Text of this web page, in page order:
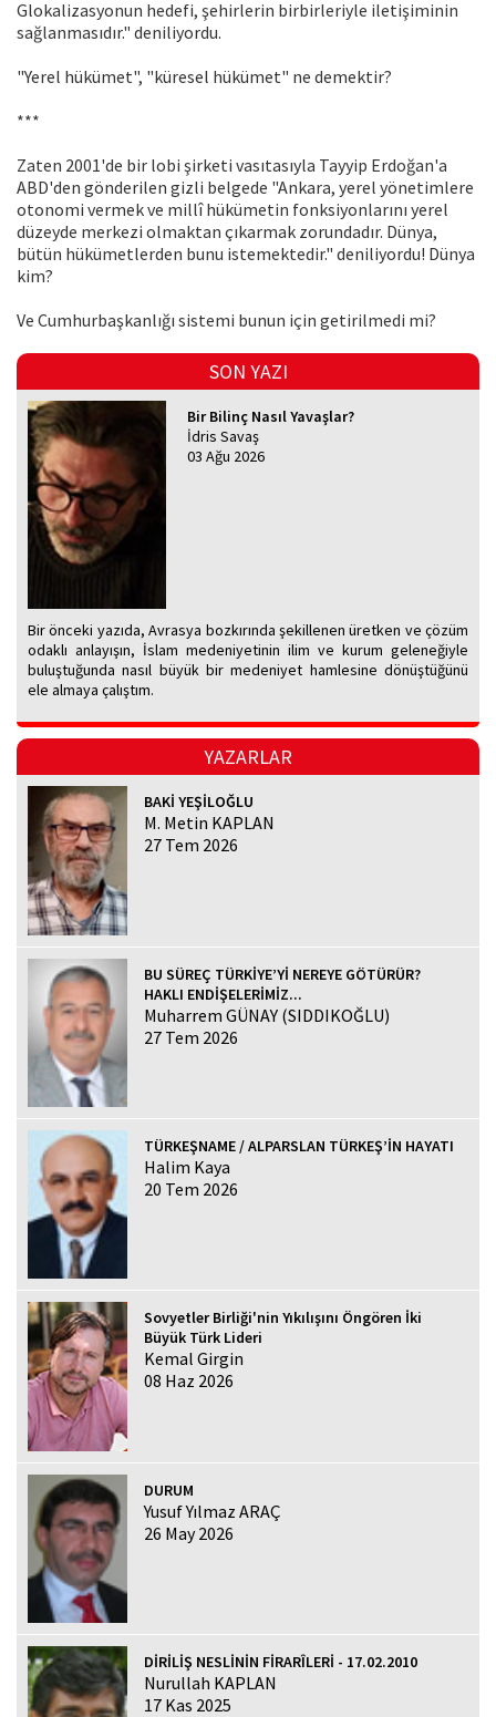
Glokalizasyonun hedefi, şehirlerin birbirleriyle iletişiminin
sağlanmasıdır." deniliyordu.
"Yerel hükümet", "küresel hükümet" ne demektir?
***
Zaten 2001'de bir lobi şirketi vasıtasıyla Tayyip Erdoğan'a
ABD'den gönderilen gizli belgede "Ankara, yerel yönetimlere
otonomi vermek ve millî hükümetin fonksiyonlarını yerel
düzeyde merkezi olmaktan çıkarmak zorundadır. Dünya,
bütün hükümetlerden bunu istemektedir." deniliyordu! Dünya
kim?
Ve Cumhurbaşkanlığı sistemi bunun için getirilmedi mi?
SON YAZI
Bir Bilinç Nasıl Yavaşlar?
İdris Savaş
03 Ağu 2026
Bir önceki yazıda, Avrasya bozkırında şekillenen üretken ve çözüm
odaklı anlayışın, İslam medeniyetinin ilim ve kurum geleneğiyle
buluştuğunda nasıl büyük bir medeniyet hamlesine dönüştüğünü
ele almaya çalıştım.
YAZARLAR
BAKİ YEŞİLOĞLU
M. Metin KAPLAN
27 Tem 2026
BU SÜREÇ TÜRKİYE’Yİ NEREYE GÖTÜRÜR?
HAKLI ENDİŞELERİMİZ...
Muharrem GÜNAY (SIDDIKOĞLU)
27 Tem 2026
TÜRKEŞNAME / ALPARSLAN TÜRKEŞ’İN HAYATI
Halim Kaya
20 Tem 2026
Sovyetler Birliği'nin Yıkılışını Öngören İki
Büyük Türk Lideri
Kemal Girgin
08 Haz 2026
DURUM
Yusuf Yılmaz ARAÇ
26 May 2026
DİRİLİŞ NESLİNİN FİRARÎLERİ - 17.02.2010
Nurullah KAPLAN
17 Kas 2025